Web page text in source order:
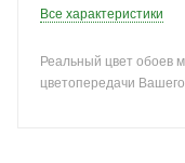
Все характеристики
Реальный цвет обоев
цветопередачи